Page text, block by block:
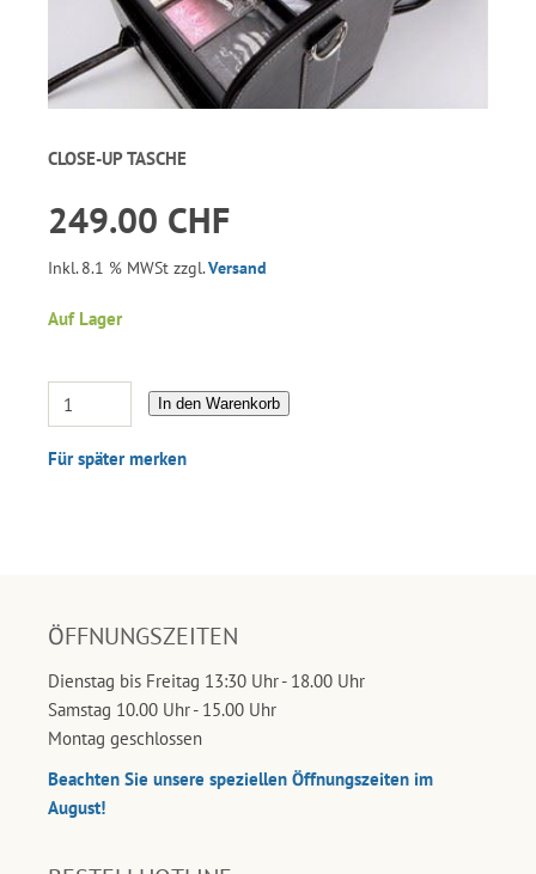
CLOSE-UP TASCHE
249.00 CHF
Inkl. 8.1 % MWSt zzgl.Versand
Auf Lager
In den Warenkorb
Für später merken
ÖFFNUNGSZEITEN
Dienstag bis Freitag 13:30 Uhr - 18.00 Uhr
Samstag 10.00 Uhr - 15.00 Uhr
Montag geschlossen
Beachten Sie unsere speziellen Öffnungszeiten im
August!